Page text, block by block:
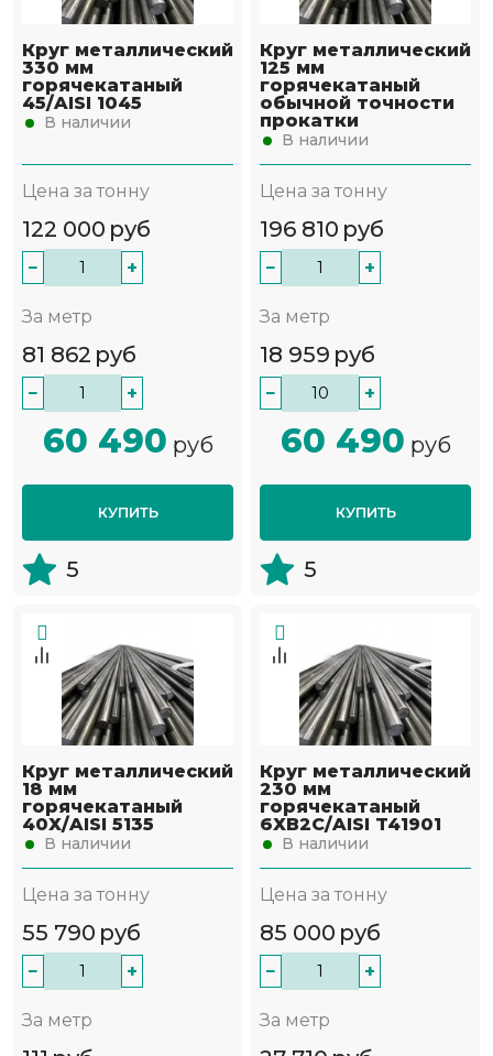
Круг металлический
330 мм
горячекатаный
45/AISI 1045
В наличии
Цена за тонну
122 000 руб
− +
За метр
81 862 руб
− +
60 490 руб
КУПИТЬ
5
Круг металлический
125 мм
горячекатаный
обычной точности
прокатки
В наличии
Цена за тонну
196 810 руб
− +
За метр
18 959 руб
− +
60 490 руб
КУПИТЬ
5
Круг металлический
18 мм
горячекатаный
40Х/AISI 5135
В наличии
Цена за тонну
55 790 руб
− +
За метр
Круг металлический
230 мм
горячекатаный
6ХВ2С/AISI T41901
В наличии
Цена за тонну
85 000 руб
− +
За метр